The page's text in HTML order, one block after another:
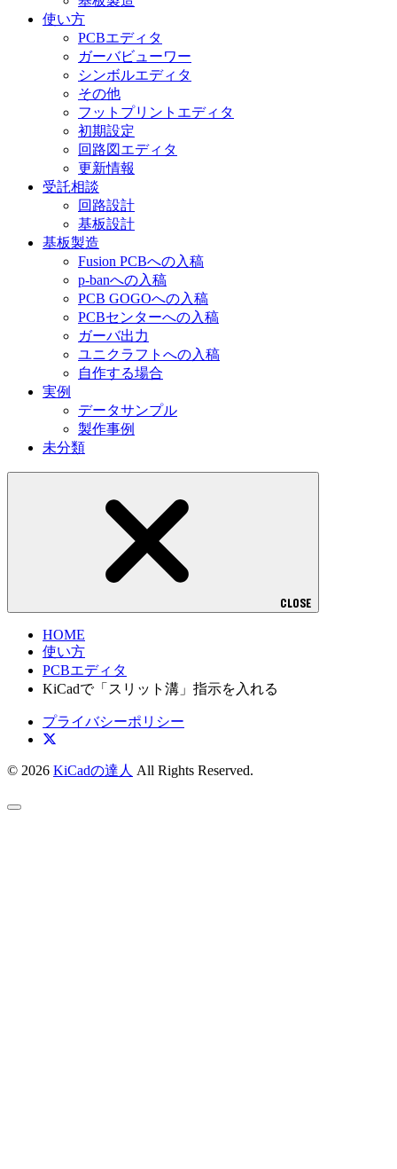
使い方
PCBエディタ
ガーバビューワー
シンボルエディタ
その他
フットプリントエディタ
初期設定
回路図エディタ
更新情報
受託相談
回路設計
基板設計
基板製造
Fusion PCBへの入稿
p-banへの入稿
PCB GOGOへの入稿
PCBセンターへの入稿
ガーバ出力
ユニクラフトへの入稿
自作する場合
実例
データサンプル
製作事例
未分類
CLOSE
HOME
使い方
PCBエディタ
KiCadで「スリット溝」指示を入れる
プライバシーポリシー
© 2026 KiCadの達人 All Rights Reserved.